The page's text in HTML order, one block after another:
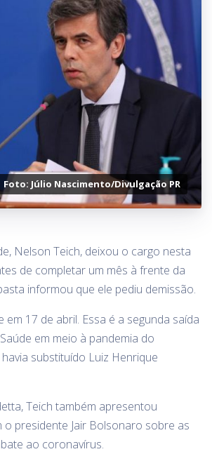
Foto: Júlio Nascimento/Divulgação PR
Nelson Teich, deixou o cargo nesta
de completar um mês à frente da
informou que ele pediu demissão.
17 de abril. Essa é a segunda saída
em meio à pandemia do
substituído Luiz Henrique
Teich também apresentou
o presidente Jair Bolsonaro sobre as
ao coronavírus.